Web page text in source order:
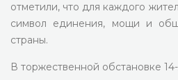
отметили, что для каждого
символ единения, мощи и
страны.
В торжественной обстановке